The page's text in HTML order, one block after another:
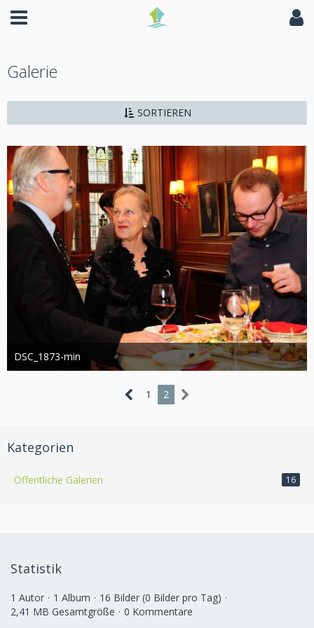
Galerie
SORTIEREN
DSC_1873-min
Administrator
13. März 2019
1 2
Kategorien
Öffentliche Galerien 16
Statistik
1 Autor 1 Album
16 Bilder (0 Bilder pro Tag)
2,41 MB Gesamtgröße
0 Kommentare